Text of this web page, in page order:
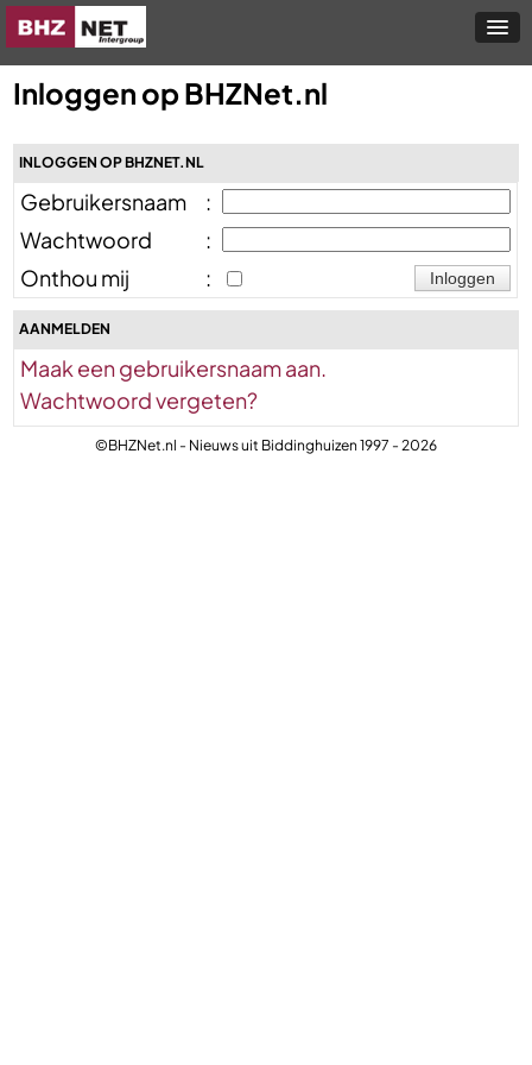
Inloggen op BHZNet.nl
INLOGGEN OP BHZNET.NL
Gebruikersnaam
:
Wachtwoord
:
Onthou mij
:
AANMELDEN
Maak een gebruikersnaam aan.
Wachtwoord vergeten?
©BHZNet.nl - Nieuws uit Biddinghuizen 1997 - 2026